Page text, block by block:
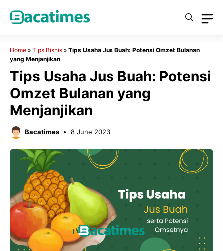
Home » Tips Bisnis » Tips Usaha Jus Buah: Potensi Omzet Bulanan
yang Menjanjikan
Tips Usaha Jus Buah: Potensi
Omzet Bulanan yang
Menjanjikan
Bacatimes 8 June 2023